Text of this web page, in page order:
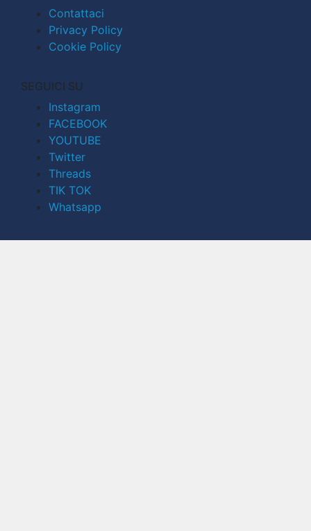
Contattaci
Privacy Policy
Cookie Policy
SEGUICI SU
Instagram
FACEBOOK
YOUTUBE
Twitter
Threads
TIK TOK
Whatsapp